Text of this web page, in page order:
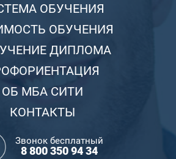
ОБУЧЕНИЯ
ОБУЧЕНИЯ
ДИПЛОМА
ОБ МБА СИТИ
КОНТАКТЫ
Звонок бесплатный
8 800 350 94 34